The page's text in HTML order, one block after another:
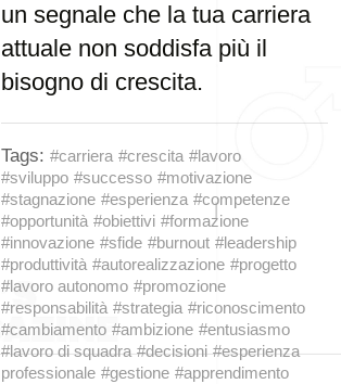
un segnale che la tua carriera
attuale non soddisfa più il
bisogno di crescita.
Tags: #carriera #crescita #lavoro
#sviluppo #successo #motivazione
#stagnazione #esperienza #competenze
#opportunità #obiettivi #formazione
#innovazione #sfide #burnout #leadership
#produttività #autorealizzazione #progetto
#lavoro autonomo #promozione
#responsabilità #strategia #riconoscimento
#cambiamento #ambizione #entusiasmo
#lavoro di squadra #decisioni #esperienza
professionale #gestione #apprendimento